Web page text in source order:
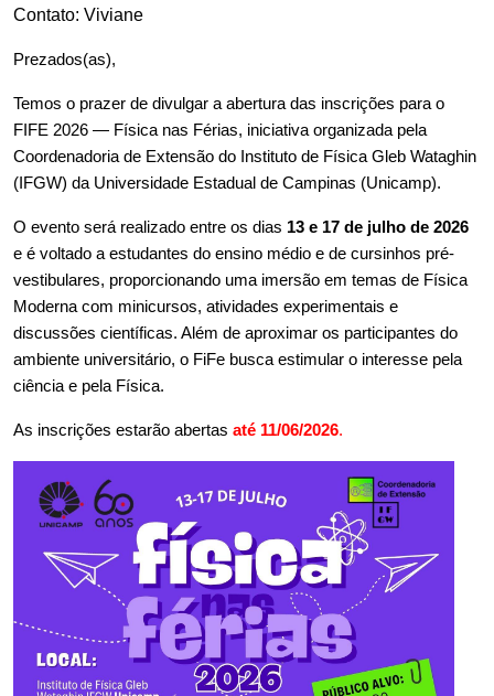
Contato: Viviane
Prezados(as),
Temos o prazer de divulgar a abertura das inscrições para o
FIFE 2026 — Física nas Férias, iniciativa organizada pela
Coordenadoria de Extensão do Instituto de Física Gleb Wataghin
(IFGW) da Universidade Estadual de Campinas (Unicamp).
O evento será realizado entre os dias 13 e 17 de julho de 2026
e é voltado a estudantes do ensino médio e de cursinhos pré-
vestibulares, proporcionando uma imersão em temas de Física
Moderna com minicursos, atividades experimentais e
discussões científicas. Além de aproximar os participantes do
ambiente universitário, o FiFe busca estimular o interesse pela
ciência e pela Física.
As inscrições estarão abertas até 11/06/2026.​